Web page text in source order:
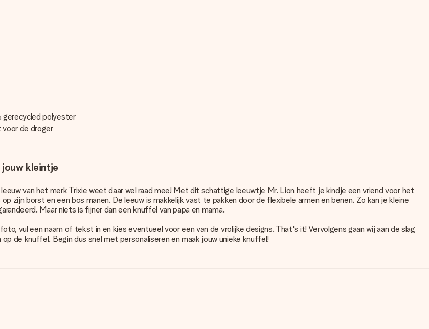
gerecycled polyester
de droger
kleintje
van het merk Trixie weet daar wel raad mee! Met dit schattige leeuwtje Mr. Lion heeft je kindje een vriend voor het
borst en een bos manen. De leeuw is makkelijk vast te pakken door de flexibele armen en benen. Zo kan je kleine
Maar niets is fijner dan een knuffel van papa en mama.
vul een naam of tekst in en kies eventueel voor een van de vrolijke designs. That's it! Vervolgens gaan wij aan de slag
de knuffel. Begin dus snel met personaliseren en maak jouw unieke knuffel!